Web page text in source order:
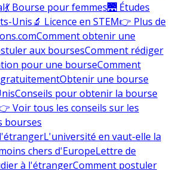
💃 Bourse pour femmes🌉 Études
Unis🔬 Licence en STEM👉 Plus de
Comment obtenir une
aux boursesComment rédiger
pour une bourseComment
Obtenir une bourse
Conseils pour obtenir la bourse
Voir tous les conseils sur les
bourses
L'université en vaut-elle la
chers d'EuropeLettre de
à l'étrangerComment postuler